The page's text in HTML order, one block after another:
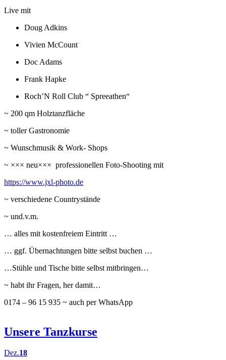
Live mit
Doug Adkins
Vivien McCount
Doc Adams
Frank Hapke
Roch’N Roll Club “ Spreeathen“
~ 200 qm Holztanzfläche
~ toller Gastronomie
~ Wunschmusik & Work- Shops
~ ××× neu××× professionellen Foto-Shooting mit
https://www.jxl-photo.de
~ verschiedene Countrystände
~ und.v.m.
… alles mit kostenfreiem Eintritt …
… ggf. Übernachtungen bitte selbst buchen …
…Stühle und Tische bitte selbst mitbringen…
~ habt ihr Fragen, her damit…
0174 – 96 15 935 ~ auch per WhatsApp
Unsere Tanzkurse
Dez.18